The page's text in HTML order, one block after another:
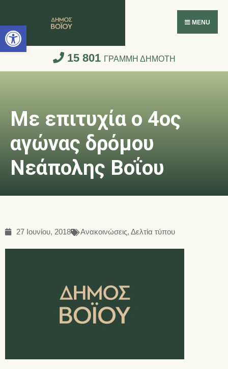
Ανοίξτε τη γραμμή εργαλείων
MENU
15 801 ΓΡΑΜΜΗ ΔΗΜΟΤΗ
Με επιτυχία ο 4ος
αγώνας δρόμου
Νεάπολης Βοΐου
27 Ιουνίου, 2018 Ανακοινώσεις,Δελτία τύπου